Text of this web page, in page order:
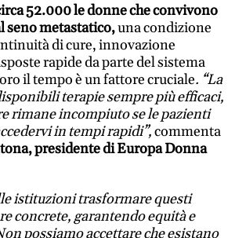
52.000 le donne che convivono
seno metastatico,una condizione
di cure, innovazione
rapide da parte del sistema
il tempo è un fattore cruciale. “La
terapie sempre più efficaci,
rimane incompiuto se le pazienti
in tempi rapidi”,commenta
presidente di Europa Donna
istituzioni trasformare questi
concrete, garantendo equità e
possiamo accettare che esistano